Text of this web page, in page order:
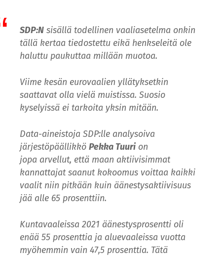
SDP:N sisällä todellinen vaaliasetelma onkin
tällä kertaa tiedostettu eikä henkseleitä ole
haluttu paukuttaa millään muotoa.
Viime kesän eurovaalien yllätyksetkin
saattavat olla vielä muistissa. Suosio
kyselyissä ei tarkoita yksin mitään.
Data-aineistoja SDP:lle analysoiva
järjestöpäällikkö Pekka Tuurion
jopa arvellut, että maan aktiivisimmat
kannattajat saanut kokoomus voittaa kaikki
vaalit niin pitkään kuin äänestysaktiivisuus
jää alle 65 prosenttiin.
Kuntavaaleissa 2021 äänestysprosentti oli
enää 55 prosenttia ja aluevaaleissa vuotta
myöhemmin vain 47,5 prosenttia. Tätä